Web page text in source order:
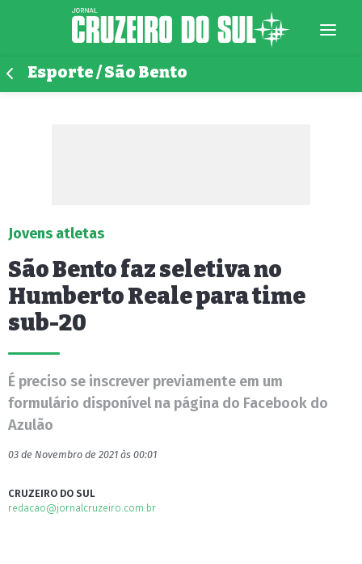
Esporte / São Bento
Jovens atletas
São Bento faz seletiva no
Humberto Reale para time
sub-20
É preciso se inscrever previamente em um
formulário disponível na página do Facebook do
Azulão
03 de Novembro de 2021 às 00:01
CRUZEIRO DO SUL
redacao@jornalcruzeiro.com.br